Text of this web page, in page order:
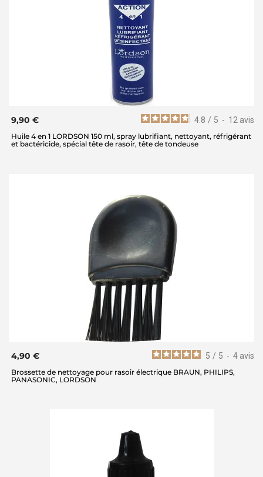
4.8 / 5 - 12 avis
9,90 €
Huile 4 en 1 LORDSON 150 ml, spray lubrifiant, nettoyant, réfrigérant
et bactéricide, spécial tête de rasoir, tête de tondeuse
5 / 5 - 4 avis
4,90 €
Brossette de nettoyage pour rasoir électrique BRAUN, PHILIPS,
PANASONIC, LORDSON